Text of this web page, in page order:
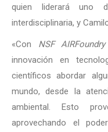
quien liderará uno
interdisciplinaria, y
«Con NSF AIRFoundry
innovación en
científicos abordar
mundo, desde la
ambiental. Esto
aprovechando el